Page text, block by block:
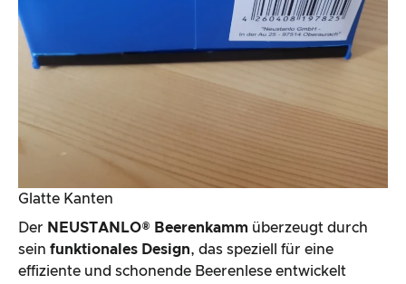
Glatte Kanten
Der NEUSTANLO® Beerenkamm überzeugt durch
sein funktionales Design, das speziell für eine
effiziente und schonende Beerenlese entwickelt